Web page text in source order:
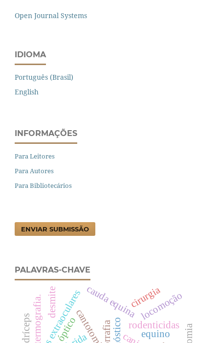
Open Journal Systems
IDIOMA
Português (Brasil)
English
INFORMAÇÕES
Para Leitores
Para Autores
Para Bibliotecários
ENVIAR SUBMISSÃO
PALAVRAS-CHAVE
cantotomia equino
cauda equina
rodenticidas
locomoção
termografia.desmite cirurgia